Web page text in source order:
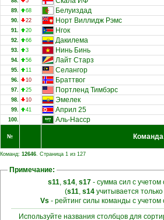
89. 68 Белуиздад
90. 22 Норт Виллидж Рэмс
91. 20 Нгок
92. 66 Дакилема
93. 3 Нинь Бинь
94. 56 Лайт Старз
95. 11 Селангор
96. 10 Браттвог
97. 25 Портленд Тимбэрс
98. 10 Эмелек
99. 41 Април 25
100. Аль-Насср
№ Команда
Команд: 12646. Страница 1 из 127
Примечание:
s11, s14, s17- сумма сил с учетом
(s11, s14 учитывается
Vs - рейтинг силы команды с
Используйте названия столбцов для